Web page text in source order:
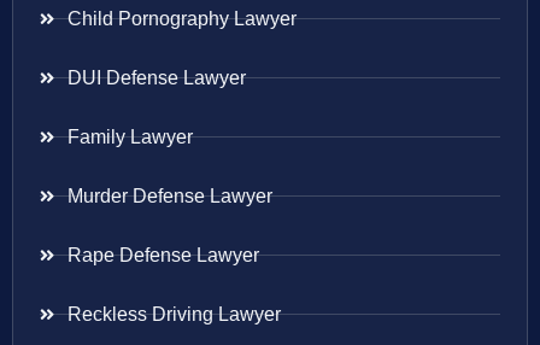
Child Pornography Lawyer
DUI Defense Lawyer
Family Lawyer
Murder Defense Lawyer
Rape Defense Lawyer
Reckless Driving Lawyer